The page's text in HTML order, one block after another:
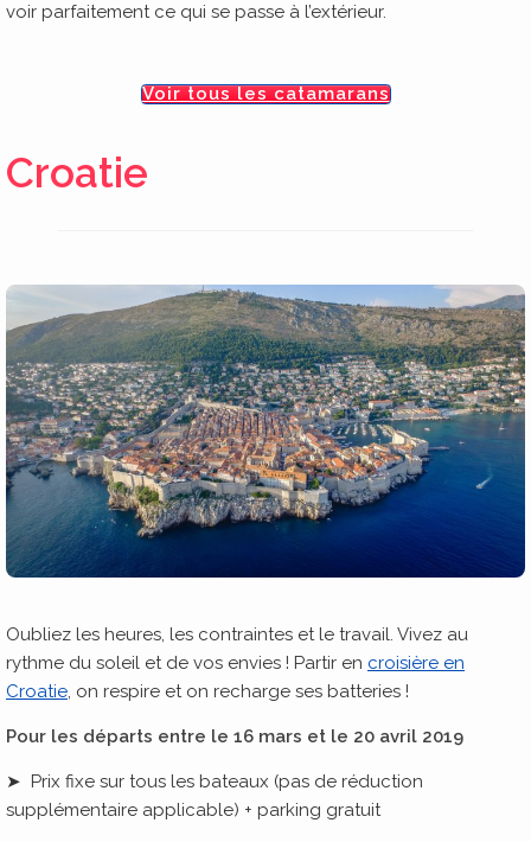
voir parfaitement ce qui se passe à l’extérieur.
Voir tous les catamarans
Croatie
Oubliez les heures, les contraintes et le travail. Vivez au
rythme du soleil et de vos envies ! Partir en croisière en
Croatie, on respire et on recharge ses batteries !
Pour les départs entre le 16 mars et le 20 avril 2019
➤ Prix fixe sur tous les bateaux (pas de réduction
supplémentaire applicable) + parking gratuit